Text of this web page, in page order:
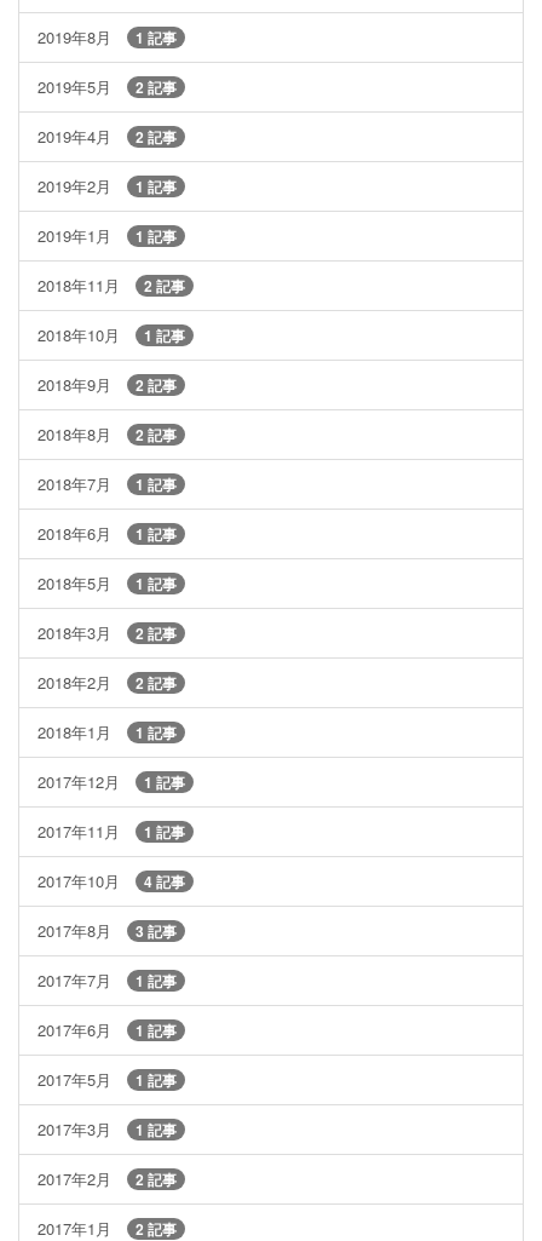
2019年8月 1 記事
2019年5月 2 記事
2019年4月 2 記事
2019年2月 1 記事
2019年1月 1 記事
2018年11月 2 記事
2018年10月 1 記事
2018年9月 2 記事
2018年8月 2 記事
2018年7月 1 記事
2018年6月 1 記事
2018年5月 1 記事
2018年3月 2 記事
2018年2月 2 記事
2018年1月 1 記事
2017年12月 1 記事
2017年11月 1 記事
2017年10月 4 記事
2017年8月 3 記事
2017年7月 1 記事
2017年6月 1 記事
2017年5月 1 記事
2017年3月 1 記事
2017年2月 2 記事
2017年1月 2 記事